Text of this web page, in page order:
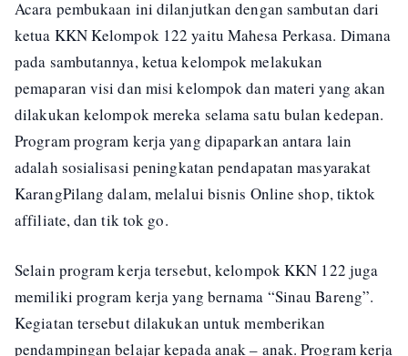
Acara pembukaan ini dilanjutkan dengan sambutan dari
ketua KKN Kelompok 122 yaitu Mahesa Perkasa. Dimana
pada sambutannya, ketua kelompok melakukan
pemaparan visi dan misi kelompok dan materi yang akan
dilakukan kelompok mereka selama satu bulan kedepan.
Program program kerja yang dipaparkan antara lain
adalah sosialisasi peningkatan pendapatan masyarakat
KarangPilang dalam, melalui bisnis Online shop, tiktok
affiliate, dan tik tok go.
Selain program kerja tersebut, kelompok KKN 122 juga
memiliki program kerja yang bernama “Sinau Bareng”.
Kegiatan tersebut dilakukan untuk memberikan
pendampingan belajar kepada anak – anak. Program kerja